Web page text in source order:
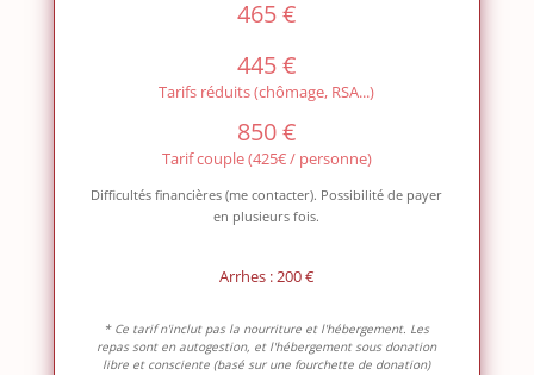
465 €
445 €
Tarifs réduits (chômage, RSA...)
850 €
Tarif couple (425€ / personne)
Difficultés financières (me contacter). Possibilité de payer
en plusieurs fois.
Arrhes : 200 €
* Ce tarif n'inclut pas la nourriture et l'hébergement. Les
repas sont en autogestion, et l'hébergement sous donation
libre et consciente (basé sur une fourchette de donation)